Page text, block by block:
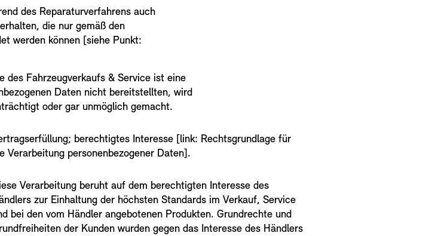
des Reparaturverfahrens auch
die nur gemäß den
werden können [siehe Punkt:
des Fahrzeugverkaufs & Service ist eine
Daten nicht bereitstellten, wird
oder gar unmöglich gemacht.
berechtigtes Interesse [link: Rechtsgrundlage für
Verarbeitung personenbezogener Daten].
Verarbeitung beruht auf dem berechtigten Interesse des
zur Einhaltung der höchsten Standards im Verkauf, Service
bei den vom Händler angebotenen Produkten. Grundrechte und
der Kunden wurden gegen das Interesse des Händlers